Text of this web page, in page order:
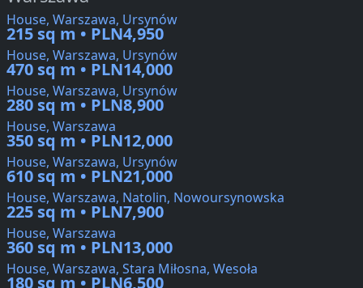
House, Warszawa, Ursynów
215 sq m • PLN4,950
House, Warszawa, Ursynów
470 sq m • PLN14,000
House, Warszawa, Ursynów
280 sq m • PLN8,900
House, Warszawa
350 sq m • PLN12,000
House, Warszawa, Ursynów
610 sq m • PLN21,000
House, Warszawa, Natolin, Nowoursynowska
225 sq m • PLN7,900
House, Warszawa
360 sq m • PLN13,000
House, Warszawa, Stara Miłosna, Wesoła
180 sq m • PLN6,500